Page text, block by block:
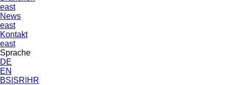
east
News
east
Kontakt
east
Sprache
DE
EN
BS|SR|HR